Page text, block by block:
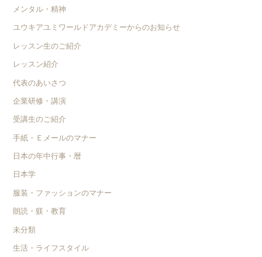
メンタル・精神
ユウキアユミワールドアカデミーからのお知らせ
レッスン生のご紹介
レッスン紹介
代表のあいさつ
企業研修・講演
受講生のご紹介
手紙・Ｅメールのマナー
日本の年中行事・暦
日本学
服装・ファッションのマナー
朗読・躾・教育
未分類
生活・ライフスタイル